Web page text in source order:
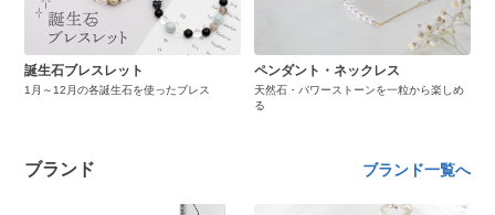
誕生石ブレスレット
1月～12月の各誕生石を使ったブレス
ペンダント・ネックレス
天然石・パワーストーンを一粒から楽しめ
る
ブランド ブランド一覧へ